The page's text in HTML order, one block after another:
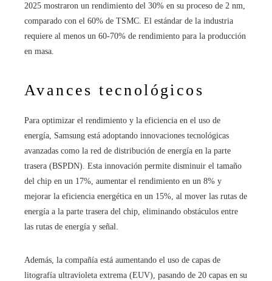
2025 mostraron un rendimiento del 30% en su proceso de 2 nm,
comparado con el 60% de TSMC. El estándar de la industria
requiere al menos un 60-70% de rendimiento para la producción
en masa.
Avances tecnológicos
Para optimizar el rendimiento y la eficiencia en el uso de
energía, Samsung está adoptando innovaciones tecnológicas
avanzadas como la red de distribución de energía en la parte
trasera (BSPDN). Esta innovación permite disminuir el tamaño
del chip en un 17%, aumentar el rendimiento en un 8% y
mejorar la eficiencia energética en un 15%, al mover las rutas de
energía a la parte trasera del chip, eliminando obstáculos entre
las rutas de energía y señal.
Además, la compañía está aumentando el uso de capas de
litografía ultravioleta extrema (EUV), pasando de 20 capas en su